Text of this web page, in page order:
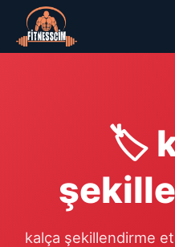
🏷️
kalça şekillendirme